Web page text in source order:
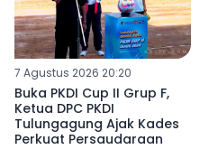
7 Agustus 2026 20:20
Buka PKDI Cup II Grup F,
Ketua DPC PKDI
Tulungagung Ajak Kades
Perkuat Persaudaraan